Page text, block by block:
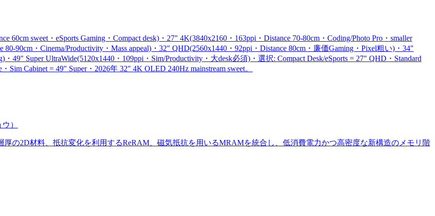
60cm sweet・eSports Gaming・Compact desk)・27" 4K(3840x2160・163ppi・Distance 70-80cm・Coding/Photo Pro・smaller
90cm・Cinema/Productivity・Mass appeal)・32" QHD(2560x1440・92ppi・Distance 80cm・廉価Gaming・Pixel粗い)・34"
49" Super UltraWide(5120x1440・109ppi・Sim/Productivity・大desk必須)・選択: Compact Desk/eSports = 27" QHD・Standard
Cabinet = 49" Super・2026年 32" 4K OLED 240Hz mainstream sweet。
ウ ）
の2D材料、抵抗変化を利用するReRAM、磁気抵抗を用いるMRAMを統合し、低消費電力かつ高密度な新構造のメモリ階